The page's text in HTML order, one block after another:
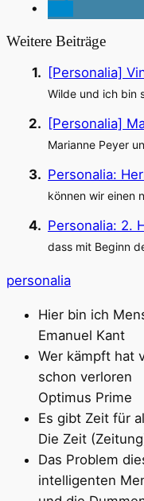
Weitere Beiträge
[Personalia]
Wilde und ich bin
[Personalia]
Marianne Peyer
Personalia:
können wir einen
Personalia: 2.
dass mit Beginn
personalia
Hier bin ich
Emanuel Kant
Wer kämpft hat
schon verloren
Optimus Prime
Es gibt Zeit für
Die Zeit
Das Problem
intelligenten